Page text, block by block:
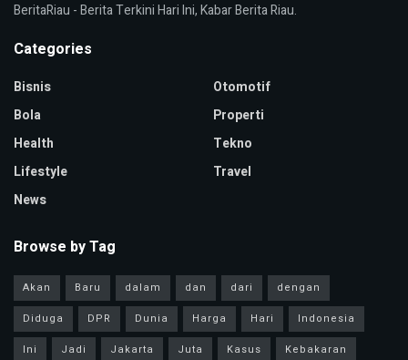
BeritaRiau - Berita Terkini Hari Ini, Kabar Berita Riau.
Categories
Bisnis
Bola
Health
Lifestyle
News
Otomotif
Properti
Tekno
Travel
Browse by Tag
Akan Baru dalam dan dari
dengan
Diduga
DPR Dunia Harga Hari
Indonesia
Ini
Jadi Jakarta Juta Kasus
Kebakaran